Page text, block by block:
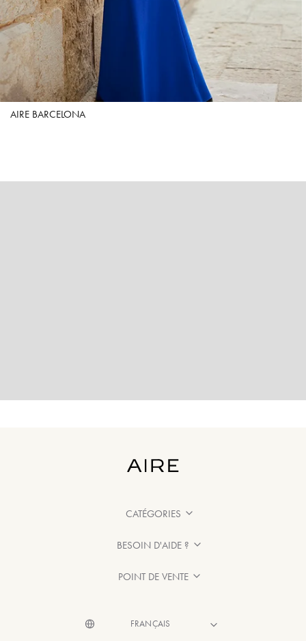
AIRE BARCELONA
CATÉGORIES
BESOIN D'AIDE ?
POINT DE VENTE